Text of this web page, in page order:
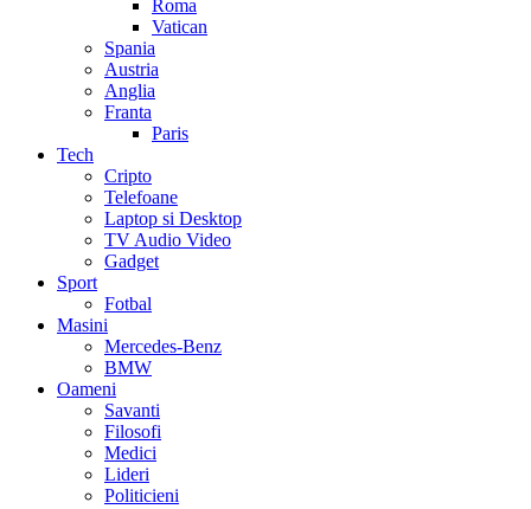
Roma
Vatican
Spania
Austria
Anglia
Franta
Paris
Tech
Cripto
Telefoane
Laptop si Desktop
TV Audio Video
Gadget
Sport
Fotbal
Masini
Mercedes-Benz
BMW
Oameni
Savanti
Filosofi
Medici
Lideri
Politicieni